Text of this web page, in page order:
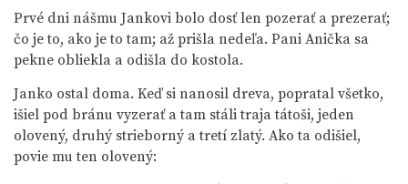
Prvé dni nášmu Jankovi bolo dosť len pozerať a prezerať;
čo je to, ako je to tam; až prišla nedeľa. Pani Anička sa
pekne obliekla a odišla do kostola.
Janko ostal doma. Keď si nanosil dreva, popratal všetko,
išiel pod bránu vyzerať a tam stáli traja tátoši, jeden
olovený, druhý strieborný a tretí zlatý. Ako ta odišiel,
povie mu ten olovený: